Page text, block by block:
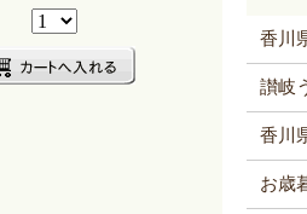
香川
讃岐
香川
お歳